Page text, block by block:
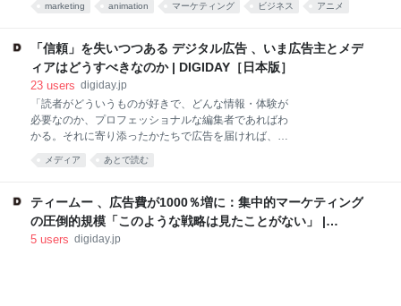
ナルド（McDonald’s）といった大手ブランド勢が拡大
く、投資を始めている。 「かつてのアニメは幅広い人
気を有する存在からほど遠かった」と聞くと、現在の
若者は驚くかもしれない。クランチロール
が普及したおかげで、日本のアニメはいまや、かつて
ないほどアクセスしやすくなった。 アニメに本腰を入
れ始めたブランドたち とはいえ、カルチャー界でいく
ら人気があろうが、真の意味でメインストリーム入り
る。
marketing animation マーケティング ビジネス アニメ
「信頼」を失いつつある デジタル広告 、いま広告主とメデ
ィアはどうすべきなのか | DIGIDAY［日本版］
23 users digiday.jp
「読者がどういうものが好きで、どんな情報・体験が
必要なのか、プロフェッショナルな編集者であればわ
かる。それに寄り添ったかたちで広告を届ければ、き
っと読者の心を動かせる」。 2月6日に配信されたクオ
リティメディアコンソーシ […] 「読者がどういうもの
ッショナルな編集者であればわかる。それに寄り添っ
たかたちで広告を届ければ、きっと読者の心を動かせ
る」。 2月6日に配信されたクオリティメディアコンソ
メディア あとで読む
ティームー 、広告費が1000％増に：集中的マーケティング
の圧倒的規模「このような戦略は見たことがない」 |
DIGIDAY［日本版］
5 users digiday.jp